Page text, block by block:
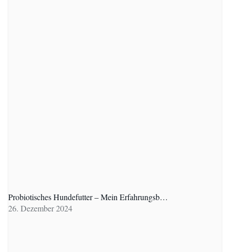
Probiotisches Hundefutter – Mein Erfahrungsb…
26. Dezember 2024